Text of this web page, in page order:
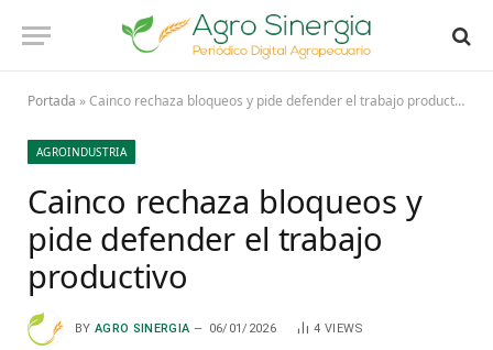
Portada »Cainco rechaza bloqueos y pide defender el trabajo productivo
AGROINDUSTRIA
Cainco rechaza bloqueos y
pide defender el trabajo
productivo
BY AGRO SINERGIA 06/01/2026 4 VIEWS